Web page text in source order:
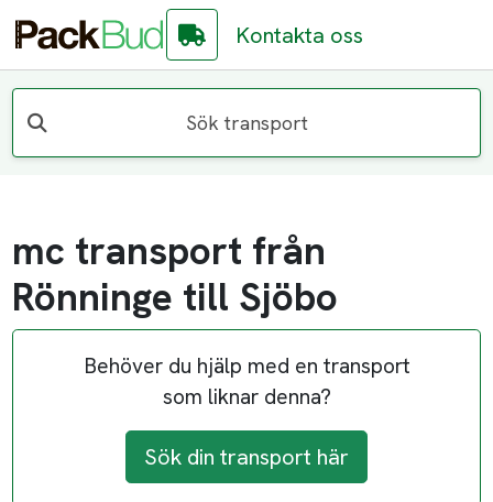
Kontakta oss
Sök transport
mc transport från
Rönninge till Sjöbo
Behöver du hjälp med en transport
som liknar denna?
Sök din transport här